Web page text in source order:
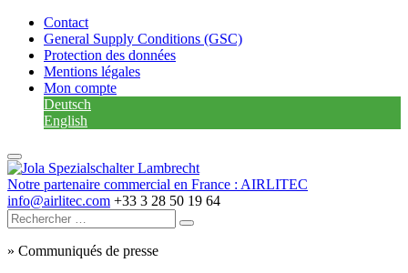
Contact
General Supply Conditions (GSC)
Protection des données
Mentions légales
Mon compte
Deutsch
English
Notre partenaire commercial en France : AIRLITEC
info@airlitec.com +33 3 28 50 19 64
» Communiqués de presse